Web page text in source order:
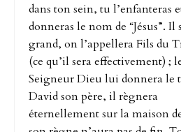
dans ton sein, tu l’enfanteras
donneras le nom de “Jésus”. Il
grand, on l’appellera Fils du
(ce qu’il sera effectivement) ;
Seigneur Dieu lui donnera le
David son père, il règnera
éternellement sur la maison